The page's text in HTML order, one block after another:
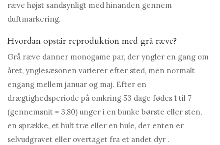
ræve højst sandsynligt med hinanden gennem
duftmarkering.
Hvordan opstår reproduktion med grå ræve?
Grå ræve danner monogame par, der yngler en gang om
året, ynglesæsonen varierer efter sted, men normalt
engang mellem januar og maj. Efter en
drægtighedsperiode på omkring 53 dage fødes 1 til 7
(gennemsnit = 3,80) unger i en bunke børste eller sten,
en sprække, et hult træ eller en hule, der enten er
selvudgravet eller overtaget fra et andet dyr .